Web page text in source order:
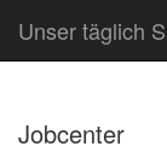
Unser täglich
Jobcenter